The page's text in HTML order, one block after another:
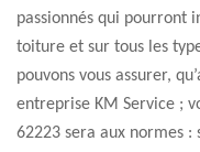
passionnés qui pourront
toiture et sur tous les
pouvons vous assurer,
entreprise KM Service ;
62223 sera aux normes